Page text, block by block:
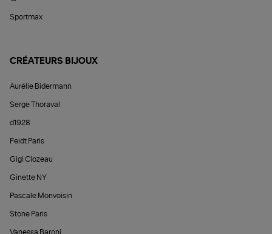
Sportmax
CRÉATEURS BIJOUX
Aurélie Bidermann
Serge Thoraval
d1928
Feidt Paris
Gigi Clozeau
Ginette NY
Pascale Monvoisin
Stone Paris
Vanessa Baroni